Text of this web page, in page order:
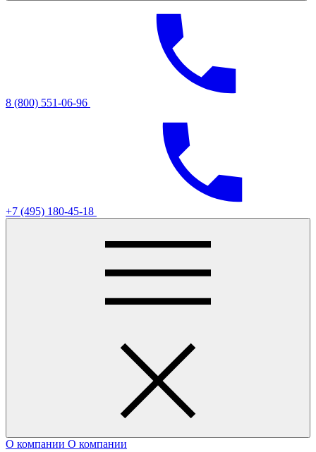
8 (800) 551-06-96
+7 (495) 180-45-18
О компании О компании